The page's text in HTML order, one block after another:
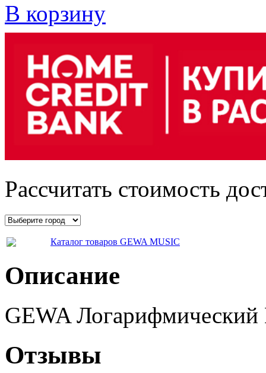
В корзину
Рассчитать стоимость
Каталог товаров GEWA MUSIC
Описание
GEWA
Отзывы